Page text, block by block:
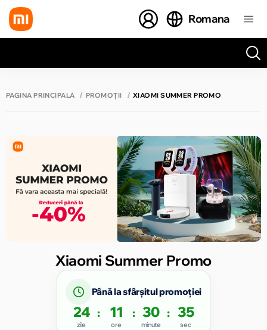
Romana
PAGINA PRINCIPALĂ PROMOȚII XIAOMI SUMMER PROMO
Xiaomi Summer Promo
Până la sfârșitul promoției
24
zile
: 11
ore
: 30
minute
: 35
sec